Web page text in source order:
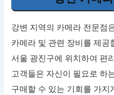
강변 지역의 카메라 전문점
카메라 및 관련 장비를 제공
서울 광진구에 위치하여 편
고객들은 자신이 필요로 하
구매할 수 있는 기회를 가지